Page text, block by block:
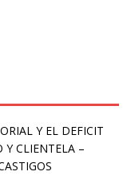
Y EL DEFICIT
Y CLIENTELA –